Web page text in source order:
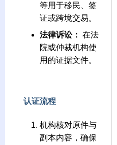
等用于移民、签
证或跨境交易。
法律诉讼： 在法
院或仲裁机构使
用的证据文件。
认证流程
机构核对原件与
副本内容，确保